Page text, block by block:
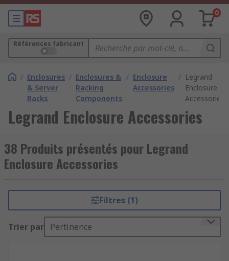
0
Références fabricant
/ Enclosures
& Server
Racks
/ Enclosures &
Racking
Components
/ Enclosure
Accessories
/ Legrand
Enclosure
Accessories
Legrand Enclosure Accessories
38 Produits présentés pour Legrand
Enclosure Accessories
Filtres (1)
Trier par Pertinence